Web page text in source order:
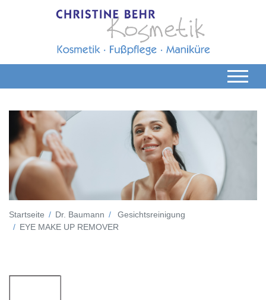
Startseite Dr. Baumann
Gesichtsreinigung
EYE MAKE UP REMOVER